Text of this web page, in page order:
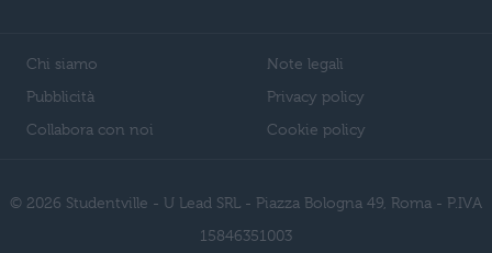
Chi siamo
Pubblicità
Collabora con noi
Note legali
Privacy policy
Cookie policy
© 2026 Studentville - U Lead SRL - Piazza Bologna 49, Roma - P.IVA
15846351003